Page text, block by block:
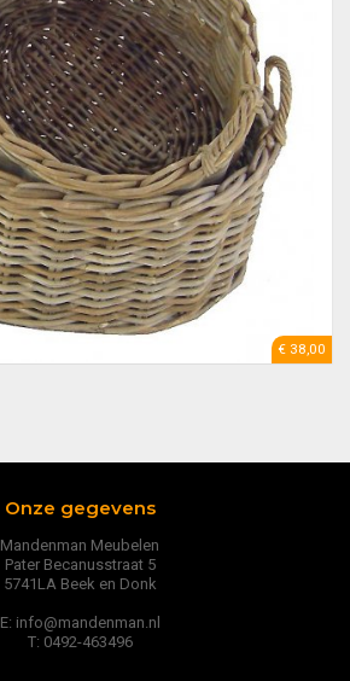
€ 38,00
Onze gegevens
Mandenman Meubelen
Pater Becanusstraat 5
5741LA Beek en Donk
E: info@mandenman.nl
T: 0492-463496